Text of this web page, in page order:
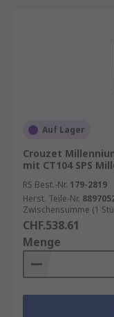
Auf Lager
Crouzet
mit CT104 SPS
RS Best.-Nr. 179-2819
Herst. Teile-Nr.
Zwischensumme (1
CHF.538.61
Menge